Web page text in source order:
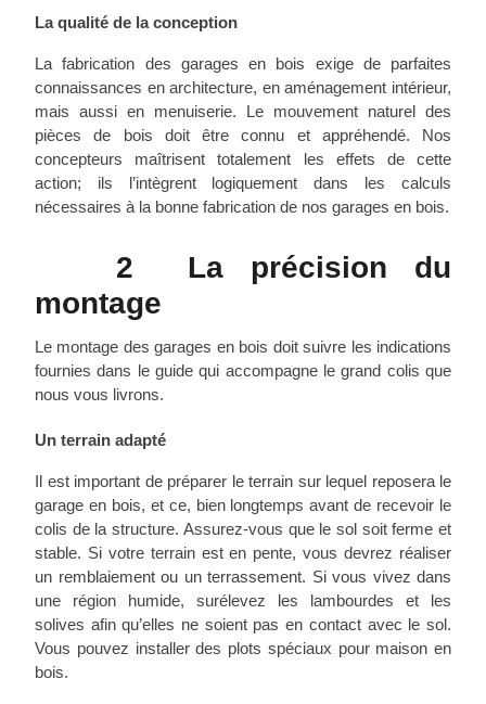
La qualité de la conception
La fabrication des garages en bois exige de parfaites
connaissances en architecture, en aménagement intérieur,
mais aussi en menuiserie. Le mouvement naturel des
pièces de bois doit être connu et appréhendé. Nos
concepteurs maîtrisent totalement les effets de cette
action; ils l’intègrent logiquement dans les calculs
nécessaires à la bonne fabrication de nos garages en bois.
2 La précision du
montage
Le montage des garages en bois doit suivre les indications
fournies dans le guide qui accompagne le grand colis que
nous vous livrons.
Un terrain adapté
Il est important de préparer le terrain sur lequel reposera le
garage en bois, et ce, bien longtemps avant de recevoir le
colis de la structure. Assurez-vous que le sol soit ferme et
stable. Si votre terrain est en pente, vous devrez réaliser
un remblaiement ou un terrassement. Si vous vivez dans
une région humide, surélevez les lambourdes et les
solives afin qu’elles ne soient pas en contact avec le sol.
Vous pouvez installer des plots spéciaux pour maison en
bois.